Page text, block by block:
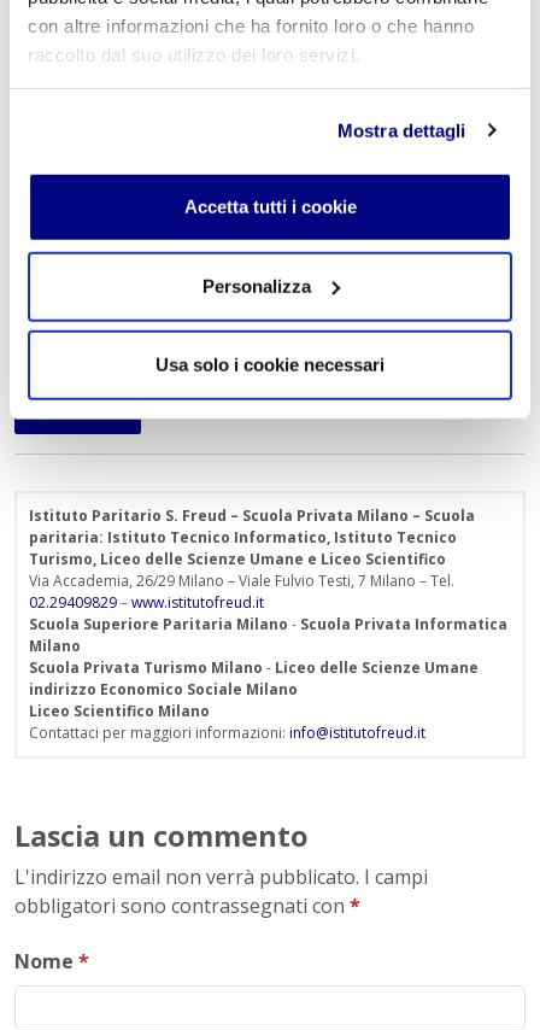
con altre informazioni che ha fornito loro o che hanno
raccolto dal suo utilizzo dei loro servizi.
Mostra dettagli
Accetta tutti i cookie
Personalizza
Usa solo i cookie necessari
complessi.
Picasso ha esplorato diversi ambiti artistici, dalla pittura
alla scultura e alla ceramica, mostrando una notevole
versatilità. La sua influenza si estende ben oltre il suo
tempo, continuando a ispirare artisti contemporanei in
tutto il mondo.
Studia il genio che ha rivoluzionato l’arte moderna e
impara a guardare la realtà con occhi nuovi, oltre le
Istituto Paritario S. Freud – Scuola Privata Milano – Scuola
paritaria: Istituto Tecnico Informatico, Istituto Tecnico
Turismo, Liceo delle Scienze Umane e Liceo Scientifico
Via Accademia, 26/29 Milano – Viale Fulvio Testi, 7 Milano – Tel.
02.29409829–www.istitutofreud.it
Scuola Superiore Paritaria Milano - Scuola Privata Informatica
Milano
Scuola Privata Turismo Milano - Liceo delle Scienze Umane
indirizzo Economico Sociale Milano
Liceo Scientifico Milano
Contattaci per maggiori informazioni: info@istitutofreud.it
Lascia un commento
L'indirizzo email non verrà pubblicato. I campi
obbligatori sono contrassegnati con *
Nome *